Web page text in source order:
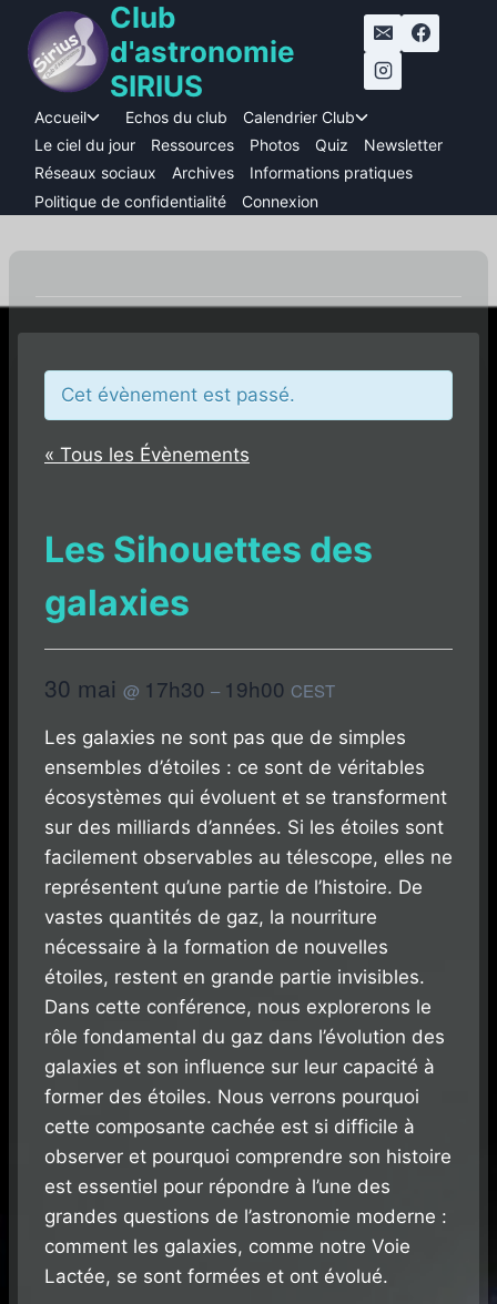
contenu
Club
d'astronomie
SIRIUS
Accueil
Ouvrir/fermer
le
menu
enfant
Echos du club Calendrier Club
le
menu
Le ciel du jour Ressources Photos Quiz
Newsletter
Réseaux sociaux
Archives
Informations pratiques
Politique de confidentialité
Connexion
Cet évènement est passé.
« Tous les Évènements
Les Sihouettes des
galaxies
30 mai @ 17h30 – 19h00 CEST
Les galaxies ne sont pas que de simples
ensembles d’étoiles : ce sont de véritables
écosystèmes qui évoluent et se transforment
sur des milliards d’années. Si les étoiles sont
facilement observables au télescope, elles ne
représentent qu’une partie de l’histoire. De
vastes quantités de gaz, la nourriture
nécessaire à la formation de nouvelles
étoiles, restent en grande partie invisibles.
Dans cette conférence, nous explorerons le
rôle fondamental du gaz dans l’évolution des
galaxies et son influence sur leur capacité à
former des étoiles. Nous verrons pourquoi
cette composante cachée est si difficile à
observer et pourquoi comprendre son histoire
est essentiel pour répondre à l’une des
grandes questions de l’astronomie moderne :
comment les galaxies, comme notre Voie
Lactée, se sont formées et ont évolué.